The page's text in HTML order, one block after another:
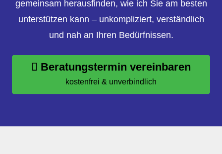
gemeinsam herausfinden, wie ich Sie am besten
unterstützen kann – unkompliziert, verständlich
und nah an Ihren Bedürfnissen.
Beratungstermin vereinbaren
kostenfrei & unverbindlich